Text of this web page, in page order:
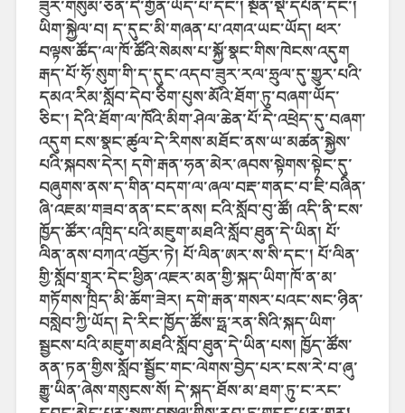
ཟུར་གསུམ་ཅན་དེ་གྱོན་ཡོད་པ་དང་། སྔོན་སྡེ་དཔོན་དང་།
ཡིག་སྐྱེལ་བ། ད་དུང་མི་གཞན་པ་འགའ་ཡང་ཡོད། ཕར་
བལྟས་ཚོད་ལ་ཁོ་ཚོའི་སེམས་པ་སྐྱོ་སྣང་གིས་ཁེངས་འདུག
རྒད་པོ་ཧོ་སུག་གི་ད་དུང་འདབ་ཟུར་རལ་ཧྲུལ་དུ་གྱུར་པའི་
དམའ་རིམ་སློབ་དེབ་ཅིག་པུས་མོའི་ཐོག་ཏུ་བཞག་ཡོད་
ཅིང་། དེའི་ཐོག་ལ་ཁོའི་མིག་ཤེལ་ཆེན་པོ་དེ་འཕྲེད་དུ་བཞག་
འདུག ངས་སྣང་ཚུལ་དེ་རིགས་མཐོང་ནས་ཡ་མཚན་སྐྱེས་
པའི་སྐབས་དེར། དགེ་རྒན་ཧན་མེར་ཞབས་སྟེགས་སྟེང་དུ་
བཞུགས་ནས་ད་གིན་བདག་ལ་ཞལ་བརྡ་གནང་བ་ཇི་བཞིན་
ཞི་འཇམ་གཟབ་ནན་ངང་ནས། ངའི་སློབ་བུ་ཚོ། འདི་ནི་ངས་
ཁྱོད་ཚོར་འཁྲིད་པའི་མཇུག་མཐའི་སློབ་ཐུན་དེ་ཡིན། པོ་
ལིན་ནས་བཀའ་འབྱོར་ཏེ། པོ་ལིན་ཨར་ས་སི་དང་། པོ་ལིན་
གྱི་སློབ་གྲྭར་དེང་ཕྱིན་འཇར་མན་གྱི་སྐད་ཡིག་ཁོ་ན་མ་
གཏོགས་ཁྲིད་མི་ཆོག་ཟེར། དགེ་རྒན་གསར་པའང་སང་ཉིན་
བསླེབ་ཀྱི་ཡོད། དེ་རིང་ཁྱོད་ཚོས་ཧྥ་རན་སིའི་སྐད་ཡིག་
སྦྱངས་པའི་མཇུག་མཐའི་སློབ་ཐུན་དེ་ཡིན་པས། ཁྱོད་ཚོས་
ནན་ཏན་གྱིས་སློབ་སྦྱོང་གང་ལེགས་བྱེད་པར་ངས་རེ་བ་ཞུ་
རྒྱུ་ཡིན་ཞེས་གསུངས་སོ། དེ་སྐད་ཐོས་མ་ཐག་ཏུ་ང་རང་